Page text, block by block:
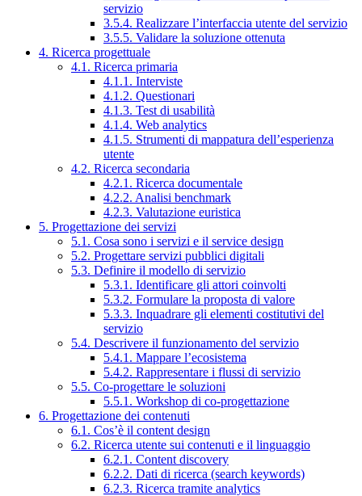
servizio
3.5.4. Realizzare l’interfaccia utente del servizio
3.5.5. Validare la soluzione ottenuta
4. Ricerca progettuale
4.1. Ricerca primaria
4.1.1. Interviste
4.1.2. Questionari
4.1.3. Test di usabilità
4.1.4. Web analytics
4.1.5. Strumenti di mappatura dell’esperienza
utente
4.2. Ricerca secondaria
4.2.1. Ricerca documentale
4.2.2. Analisi benchmark
4.2.3. Valutazione euristica
5. Progettazione dei servizi
5.1. Cosa sono i servizi e il service design
5.2. Progettare servizi pubblici digitali
5.3. Definire il modello di servizio
5.3.1. Identificare gli attori coinvolti
5.3.2. Formulare la proposta di valore
5.3.3. Inquadrare gli elementi costitutivi del
servizio
5.4. Descrivere il funzionamento del servizio
5.4.1. Mappare l’ecosistema
5.4.2. Rappresentare i flussi di servizio
5.5. Co-progettare le soluzioni
5.5.1. Workshop di co-progettazione
6. Progettazione dei contenuti
6.1. Cos’è il content design
6.2. Ricerca utente sui contenuti e il linguaggio
6.2.1. Content discovery
6.2.2. Dati di ricerca (search keywords)
6.2.3. Ricerca tramite analytics